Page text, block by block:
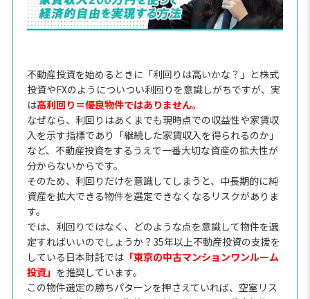
不動産投資を始めるときに「利回りは高いかな？」と株式
投資やFXのようについつい利回りを意識しがちですが、実
は高利回り＝優良物件ではありません。
なぜなら、利回りはあくまでも現時点での収益性や家賃収
入を示す指標であり「継続した家賃収入を得られるのか」
など、不動産投資をするうえで一番大切な資産の拡大性が
分からないからです。
そのため、利回りだけを意識してしまうと、中長期的に純
資産を拡大できる物件を選定できなくなるリスクがありま
す。
では、利回りではなく、どのような点を意識して物件を選
定すればいいのでしょうか？35年以上不動産投資の支援を
している日本財託では「東京の中古マンションワンルーム
投資」 を推奨しています。
この物件選定の勝ちパターンを押さえていれば、空室リス